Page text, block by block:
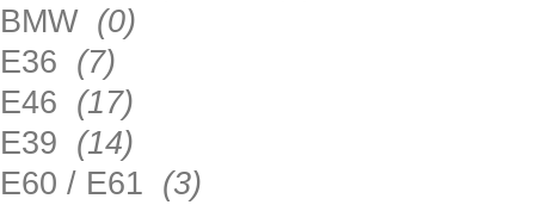
BMW (0)
E36 (7)
E46 (17)
E39 (14)
E60 / E61 (3)